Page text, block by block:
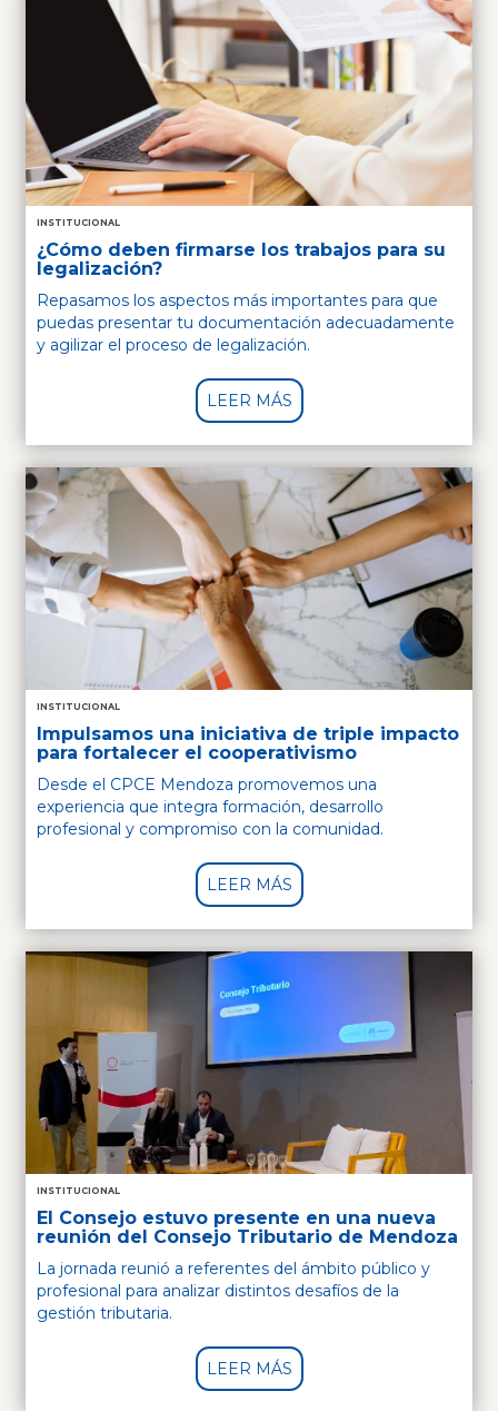
INSTITUCIONAL
¿Cómo deben firmarse los trabajos para su
legalización?
Repasamos los aspectos más importantes para que
puedas presentar tu documentación adecuadamente
y agilizar el proceso de legalización.
LEER MÁS
INSTITUCIONAL
Impulsamos una iniciativa de triple impacto
para fortalecer el cooperativismo
Desde el CPCE Mendoza promovemos una
experiencia que integra formación, desarrollo
profesional y compromiso con la comunidad.
LEER MÁS
INSTITUCIONAL
El Consejo estuvo presente en una nueva
reunión del Consejo Tributario de Mendoza
La jornada reunió a referentes del ámbito público y
profesional para analizar distintos desafíos de la
gestión tributaria.
LEER MÁS